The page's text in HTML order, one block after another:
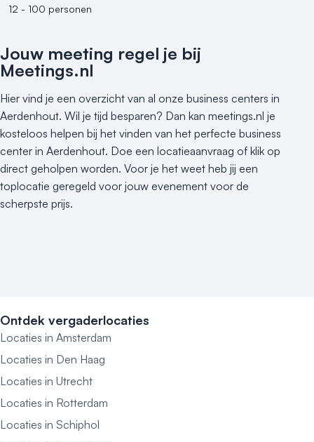
12 - 100 personen
Jouw meeting regel je bij
Meetings.nl
Hier vind je een overzicht van al onze business centers in
Aerdenhout. Wil je tijd besparen? Dan kan meetings.nl je
kosteloos helpen bij het vinden van het perfecte business
center in Aerdenhout. Doe een locatieaanvraag of klik op
direct geholpen worden. Voor je het weet heb jij een
toplocatie geregeld voor jouw evenement voor de
scherpste prijs.
Ontdek vergaderlocaties
Locaties in Amsterdam
Locaties in Den Haag
Locaties in Utrecht
Locaties in Rotterdam
Locaties in Schiphol